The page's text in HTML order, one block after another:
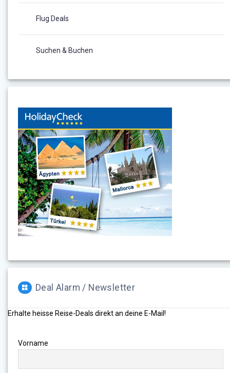
Flug Deals
Suchen & Buchen
Deal Alarm / Newsletter
Erhalte heisse Reise-Deals direkt an deine E-Mail!
Vorname